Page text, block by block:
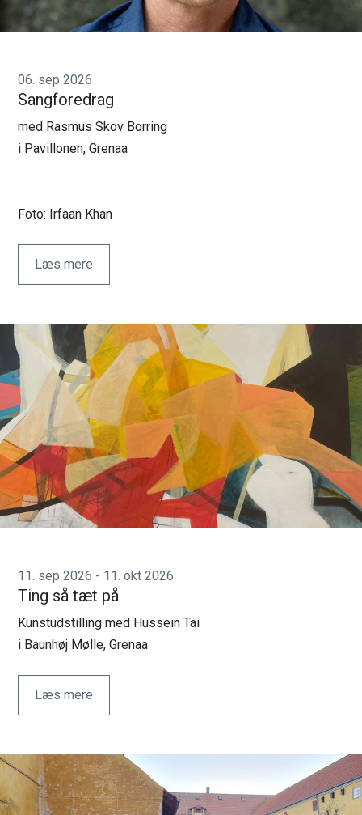
Bestyrelse
Samarbejdspartnere
06. sep 2026
Sangforedrag
med Rasmus Skov Borring
i Pavillonen, Grenaa
Foto: Irfaan Khan
Læs mere
11. sep 2026 - 11. okt 2026
Ting så tæt på
Kunstudstilling med Hussein Tai
i Baunhøj Mølle, Grenaa
Læs mere